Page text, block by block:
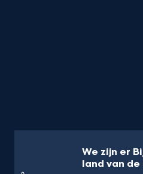
We zijn er
land van de